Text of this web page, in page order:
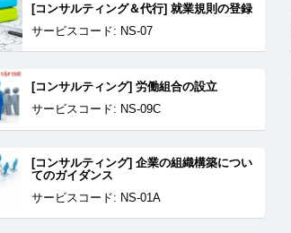
[コンサルティング＆代行] 就業規則の登録
サービスコード: NS-07
[コンサルティング] 労働組合の設立
サービスコード: NS-09C
[コンサルティング] 企業の組織構築につい
てのガイダンス
サービスコード: NS-01A